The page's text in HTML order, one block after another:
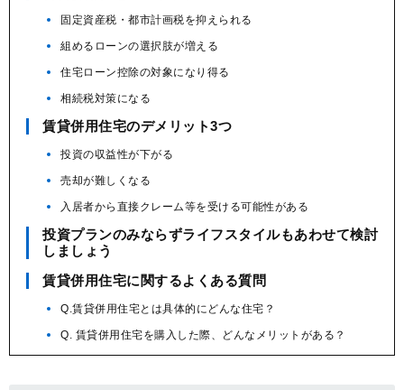
固定資産税・都市計画税を抑えられる
組めるローンの選択肢が増える
住宅ローン控除の対象になり得る
相続税対策になる
賃貸併用住宅のデメリット3つ
投資の収益性が下がる
売却が難しくなる
入居者から直接クレーム等を受ける可能性がある
投資プランのみならずライフスタイルもあわせて検討
しましょう
賃貸併用住宅に関するよくある質問
Q.賃貸併用住宅とは具体的にどんな住宅？
Q. 賃貸併用住宅を購入した際、どんなメリットがある？